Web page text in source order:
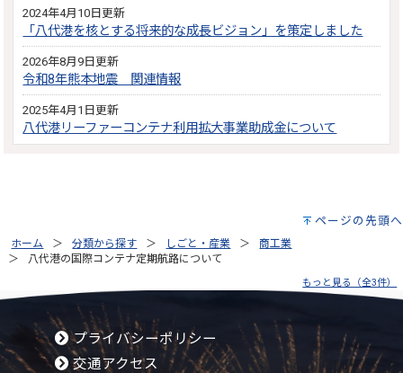
2024年4月10日更新
「八代港を核とする将来的な成長ビジョン」を策定しました
2026年8月9日更新
令和8年熊本地震 関連情報
2025年4月1日更新
八代港リーファーコンテナ利用拡大事業助成金について
ページの先頭へ
ホーム 分類から探す しごと・産業
商工業
八代港の国際コンテナ定期航路について
もっと見る（全3件）
プライバシーポリシー
交通アクセス